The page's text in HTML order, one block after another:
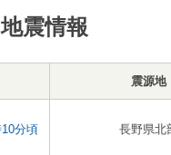
震情報
震源地
分頃 長野県北